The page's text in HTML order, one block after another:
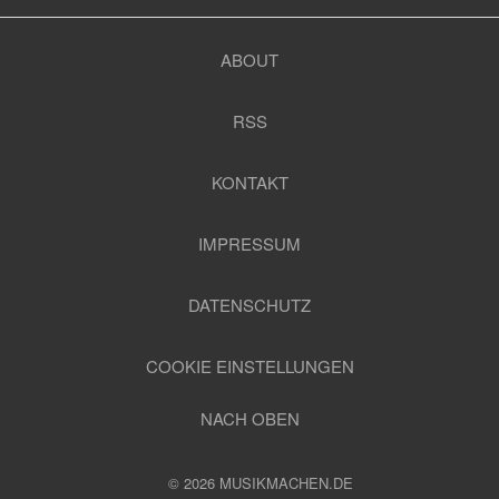
ABOUT
RSS
KONTAKT
IMPRESSUM
DATENSCHUTZ
COOKIE EINSTELLUNGEN
NACH OBEN
© 2026 MUSIKMACHEN.DE